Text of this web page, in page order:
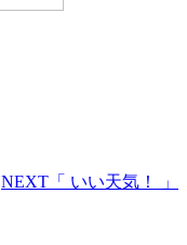
NEXT 「 いい天気！ 」